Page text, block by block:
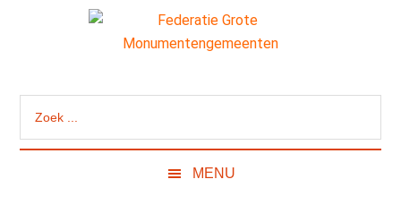
Grote
de
Federatie
Monumentengemeenten
MENU